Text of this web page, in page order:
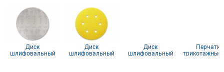
Диск
шлифовальный
Диск
шлифовальный
Диск
шлифовальный
Перчатки
трикотажные